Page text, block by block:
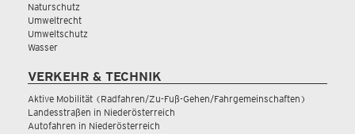
Naturschutz
Umweltrecht
Umweltschutz
Wasser
VERKEHR & TECHNIK
Aktive Mobilität (Radfahren/Zu-Fuß-Gehen/Fahrgemeinschaften)
Landesstraßen in Niederösterreich
Autofahren in Niederösterreich